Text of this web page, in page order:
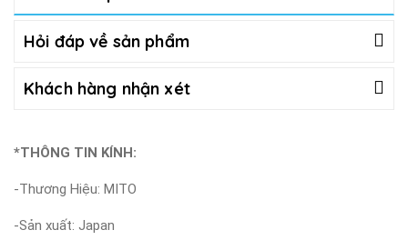
Hỏi đáp về sản phẩm
Khách hàng nhận xét
*THÔNG TIN KÍNH:
-Thương Hiệu: MITO
-Sản xuất: Japan